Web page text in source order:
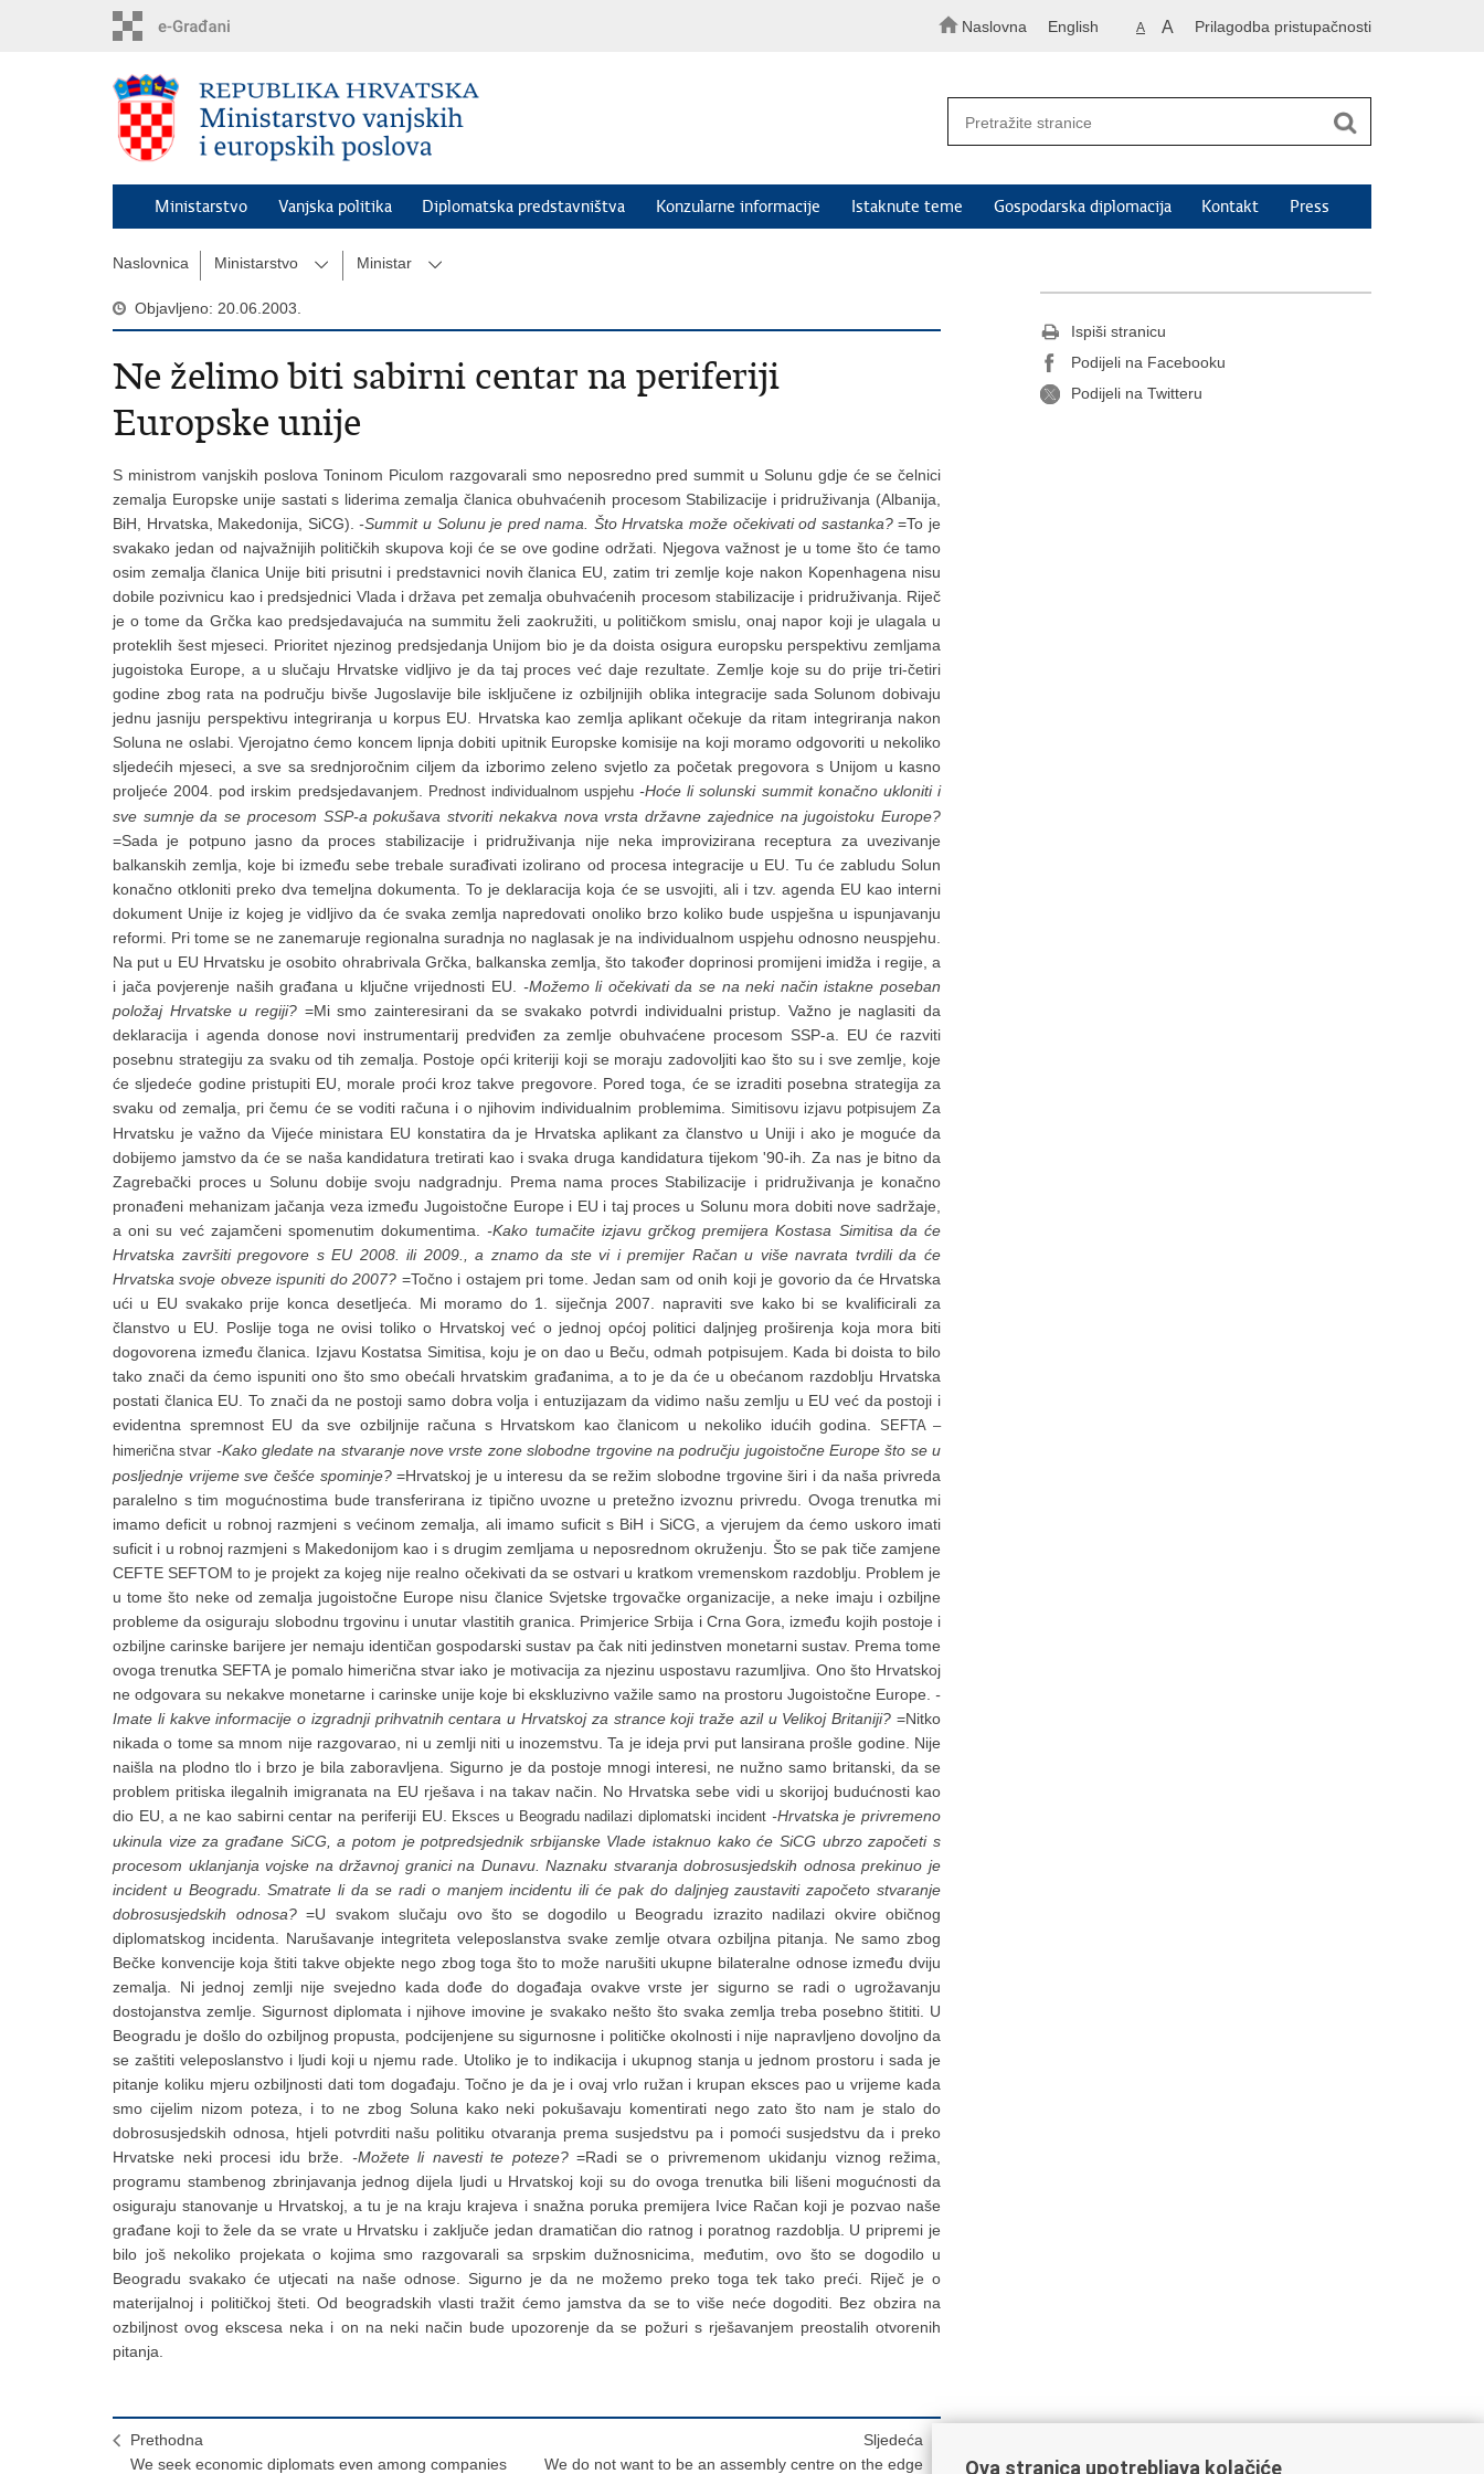
Naslovna English A A Prilagodba pristupačnosti
Ministarstvo Vanjska politika Diplomatska predstavništva Konzularne informacije Istaknute teme Gospodarska diplomacija Kontakt Press
Naslovnica Ministarstvo Ministar
Objavljeno: 20.06.2003.
Ne želimo biti sabirni centar na periferiji
Europske unije
S ministrom vanjskih poslova Toninom Piculom razgovarali smo neposredno pred summit u Solunu gdje će se čelnici
zemalja Europske unije sastati s liderima zemalja članica obuhvaćenih procesom Stabilizacije i pridruživanja (Albanija,
BiH, Hrvatska, Makedonija, SiCG).-Summit u Solunu je pred nama. Što Hrvatska može očekivati od sastanka?=To je
svakako jedan od najvažnijih političkih skupova koji će se ove godine održati. Njegova važnost je u tome što će tamo
osim zemalja članica Unije biti prisutni i predstavnici novih članica EU, zatim tri zemlje koje nakon Kopenhagena nisu
dobile pozivnicu kao i predsjednici Vlada i država pet zemalja obuhvaćenih procesom stabilizacije i pridruživanja. Riječ
je o tome da Grčka kao predsjedavajuća na summitu želi zaokružiti, u političkom smislu, onaj napor koji je ulagala u
proteklih šest mjeseci. Prioritet njezinog predsjedanja Unijom bio je da doista osigura europsku perspektivu zemljama
jugoistoka Europe, a u slučaju Hrvatske vidljivo je da taj proces već daje rezultate. Zemlje koje su do prije tri-četiri
godine zbog rata na području bivše Jugoslavije bile isključene iz ozbiljnijih oblika integracije sada Solunom dobivaju
jednu jasniju perspektivu integriranja u korpus EU. Hrvatska kao zemlja aplikant očekuje da ritam integriranja nakon
Soluna ne oslabi. Vjerojatno ćemo koncem lipnja dobiti upitnik Europske komisije na koji moramo odgovoriti u nekoliko
sljedećih mjeseci, a sve sa srednjoročnim ciljem da izborimo zeleno svjetlo za početak pregovora s Unijom u kasno
proljeće 2004. pod irskim predsjedavanjem.
Prednost individualnom uspjehu -Hoće li solunski summit konačno ukloniti i
sve sumnje da se procesom SSP-a pokušava stvoriti nekakva nova vrsta državne zajednice na jugoistoku Europe?
=Sada je potpuno jasno da proces stabilizacije i pridruživanja nije neka improvizirana receptura za uvezivanje
balkanskih zemlja, koje bi između sebe trebale surađivati izolirano od procesa integracije u EU. Tu će zabludu Solun
konačno otkloniti preko dva temeljna dokumenta. To je deklaracija koja će se usvojiti, ali i tzv. agenda EU kao interni
dokument Unije iz kojeg je vidljivo da će svaka zemlja napredovati onoliko brzo koliko bude uspješna u ispunjavanju
reformi. Pri tome se ne zanemaruje regionalna suradnja no naglasak je na individualnom uspjehu odnosno neuspjehu.
Na put u EU Hrvatsku je osobito ohrabrivala Grčka, balkanska zemlja, što također doprinosi promijeni imidža i regije, a
i jača povjerenje naših građana u ključne vrijednosti EU. -Možemo li očekivati da se na neki način istakne poseban
položaj Hrvatske u regiji? =Mi smo zainteresirani da se svakako potvrdi individualni pristup. Važno je naglasiti da
deklaracija i agenda donose novi instrumentarij predviđen za zemlje obuhvaćene procesom SSP-a. EU će razviti
posebnu strategiju za svaku od tih zemalja. Postoje opći kriteriji koji se moraju zadovoljiti kao što su i sve zemlje, koje
će sljedeće godine pristupiti EU, morale proći kroz takve pregovore. Pored toga, će se izraditi posebna strategija za
svaku od zemalja, pri čemu će se voditi računa i o njihovim individualnim problemima. Simitisovu izjavu potpisujem Za
Hrvatsku je važno da Vijeće ministara EU konstatira da je Hrvatska aplikant za članstvo u Uniji i ako je moguće da
dobijemo jamstvo da će se naša kandidatura tretirati kao i svaka druga kandidatura tijekom '90-ih. Za nas je bitno da
Zagrebački proces u Solunu dobije svoju nadgradnju. Prema nama proces Stabilizacije i pridruživanja je konačno
pronađeni mehanizam jačanja veza između Jugoistočne Europe i EU i taj proces u Solunu mora dobiti nove sadržaje,
a oni su već zajamčeni spomenutim dokumentima.-Kako tumačite izjavu grčkog premijera Kostasa Simitisa da će
Hrvatska završiti pregovore s EU 2008. ili 2009., a znamo da ste vi i premijer Račan u više navrata tvrdili da će
Hrvatska svoje obveze ispuniti do 2007? =Točno i ostajem pri tome. Jedan sam od onih koji je govorio da će Hrvatska
ući u EU svakako prije konca desetljeća. Mi moramo do 1. siječnja 2007. napraviti sve kako bi se kvalificirali za
članstvo u EU. Poslije toga ne ovisi toliko o Hrvatskoj već o jednoj općoj politici daljnjeg proširenja koja mora biti
dogovorena između članica. Izjavu Kostatsa Simitisa, koju je on dao u Beču, odmah potpisujem. Kada bi doista to bilo
tako znači da ćemo ispuniti ono što smo obećali hrvatskim građanima, a to je da će u obećanom razdoblju Hrvatska
postati članica EU. To znači da ne postoji samo dobra volja i entuzijazam da vidimo našu zemlju u EU već da postoji i
evidentna spremnost EU da sve ozbiljnije računa s Hrvatskom kao članicom u nekoliko idućih godina. SEFTA –
himerična stvar -Kako gledate na stvaranje nove vrste zone slobodne trgovine na području jugoistočne Europe što se u
posljednje vrijeme sve češće spominje?=Hrvatskoj je u interesu da se režim slobodne trgovine širi i da naša privreda
paralelno s tim mogućnostima bude transferirana iz tipično uvozne u pretežno izvoznu privredu. Ovoga trenutka mi
imamo deficit u robnoj razmjeni s većinom zemalja, ali imamo suficit s BiH i SiCG, a vjerujem da ćemo uskoro imati
suficit i u robnoj razmjeni s Makedonijom kao i s drugim zemljama u neposrednom okruženju. Što se pak tiče zamjene
CEFTE SEFTOM to je projekt za kojeg nije realno očekivati da se ostvari u kratkom vremenskom razdoblju. Problem je
u tome što neke od zemalja jugoistočne Europe nisu članice Svjetske trgovačke organizacije, a neke imaju i ozbiljne
probleme da osiguraju slobodnu trgovinu i unutar vlastitih granica. Primjerice Srbija i Crna Gora, između kojih postoje i
ozbiljne carinske barijere jer nemaju identičan gospodarski sustav pa čak niti jedinstven monetarni sustav. Prema tome
ovoga trenutka SEFTA je pomalo himerična stvar iako je motivacija za njezinu uspostavu razumljiva. Ono što Hrvatskoj
ne odgovara su nekakve monetarne i carinske unije koje bi ekskluzivno važile samo na prostoru Jugoistočne Europe. -
Imate li kakve informacije o izgradnji prihvatnih centara u Hrvatskoj za strance koji traže azil u Velikoj Britaniji? =Nitko
nikada o tome sa mnom nije razgovarao, ni u zemlji niti u inozemstvu. Ta je ideja prvi put lansirana prošle godine. Nije
naišla na plodno tlo i brzo je bila zaboravljena. Sigurno je da postoje mnogi interesi, ne nužno samo britanski, da se
problem pritiska ilegalnih imigranata na EU rješava i na takav način. No Hrvatska sebe vidi u skorijoj budućnosti kao
dio EU, a ne kao sabirni centar na periferiji EU. Eksces u Beogradu nadilazi diplomatski incident -Hrvatska je privremeno
ukinula vize za građane SiCG, a potom je potpredsjednik srbijanske Vlade istaknuo kako će SiCG ubrzo započeti s
procesom uklanjanja vojske na državnoj granici na Dunavu. Naznaku stvaranja dobrosusjedskih odnosa prekinuo je
incident u Beogradu. Smatrate li da se radi o manjem incidentu ili će pak do daljnjeg zaustaviti započeto stvaranje
dobrosusjedskih odnosa?=U svakom slučaju ovo što se dogodilo u Beogradu izrazito nadilazi okvire običnog
diplomatskog incidenta. Narušavanje integriteta veleposlanstva svake zemlje otvara ozbiljna pitanja. Ne samo zbog
Bečke konvencije koja štiti takve objekte nego zbog toga što to može narušiti ukupne bilateralne odnose između dviju
zemalja. Ni jednoj zemlji nije svejedno kada dođe do događaja ovakve vrste jer sigurno se radi o ugrožavanju
dostojanstva zemlje. Sigurnost diplomata i njihove imovine je svakako nešto što svaka zemlja treba posebno štititi. U
Beogradu je došlo do ozbiljnog propusta, podcijenjene su sigurnosne i političke okolnosti i nije napravljeno dovoljno da
se zaštiti veleposlanstvo i ljudi koji u njemu rade. Utoliko je to indikacija i ukupnog stanja u jednom prostoru i sada je
pitanje koliku mjeru ozbiljnosti dati tom događaju. Točno je da je i ovaj vrlo ružan i krupan eksces pao u vrijeme kada
smo cijelim nizom poteza, i to ne zbog Soluna kako neki pokušavaju komentirati nego zato što nam je stalo do
dobrosusjedskih odnosa, htjeli potvrditi našu politiku otvaranja prema susjedstvu pa i pomoći susjedstvu da i preko
Hrvatske neki procesi idu brže. -Možete li navesti te poteze?=Radi se o privremenom ukidanju viznog režima,
programu stambenog zbrinjavanja jednog dijela ljudi u Hrvatskoj koji su do ovoga trenutka bili lišeni mogućnosti da
osiguraju stanovanje u Hrvatskoj, a tu je na kraju krajeva i snažna poruka premijera Ivice Račan koji je pozvao naše
građane koji to žele da se vrate u Hrvatsku i zaključe jedan dramatičan dio ratnog i poratnog razdoblja. U pripremi je
bilo još nekoliko projekata o kojima smo razgovarali sa srpskim dužnosnicima, međutim, ovo što se dogodilo u
Beogradu svakako će utjecati na naše odnose. Sigurno je da ne možemo preko toga tek tako preći. Riječ je o
materijalnoj i političkoj šteti. Od beogradskih vlasti tražit ćemo jamstva da se to više neće dogoditi. Bez obzira na
ozbiljnost ovog ekscesa neka i on na neki način bude upozorenje da se požuri s rješavanjem preostalih otvorenih
pitanja.
Prethodna
We seek economic diplomats even among companies
Sljedeća
We do not want to be an assembly centre on the edge
Ispiši stranicu
Podijeli na Facebooku
Podijeli na Twitteru
Ova stranica upotrebljava kolačiće